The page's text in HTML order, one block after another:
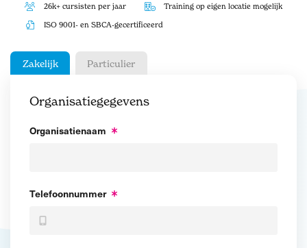
26k+ cursisten per jaar Training op eigen locatie mogelijk
ISO 9001- en SBCA-gecertificeerd
Zakelijk Particulier
Organisatiegegevens
Organisatienaam
Telefoonnummer